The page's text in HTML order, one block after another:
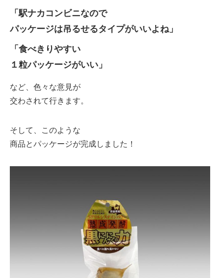
「駅ナカコンビニなので
パッケージは吊るせるタイプがいいよね」
「食べきりやすい
１粒パッケージがいい」
など、色々な意見が
交わされて行きます。
そして、このような
商品とパッケージが完成しました！